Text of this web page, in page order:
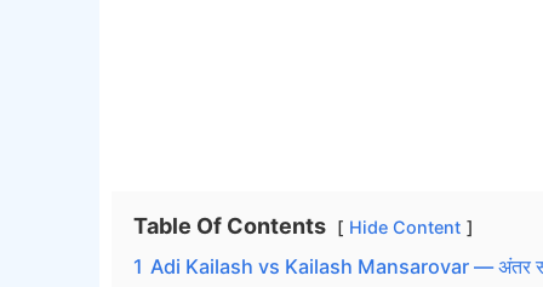
Table Of Contents Hide Content
1 Adi Kailash vs Kailash Mansarovar — अंतर